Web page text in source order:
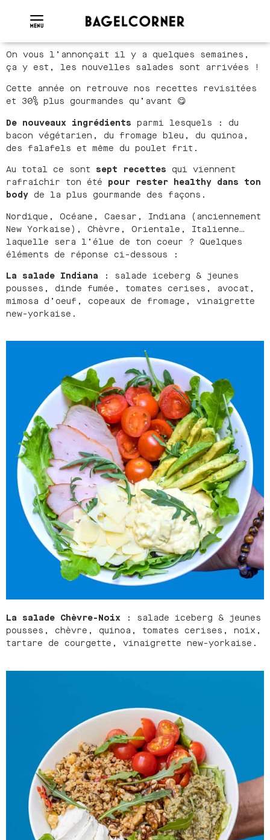
On vous l’annonçait il y a quelques semaines,
ça y est, les nouvelles salades sont arrivées !
Cette année on retrouve nos recettes revisitées
et 30% plus gourmandes qu’avant 😋
De nouveaux ingrédients parmi lesquels : du
bacon végétarien, du fromage bleu, du quinoa,
des falafels et même du poulet frit.
Au total ce sont sept recettes qui viennent
rafraîchir ton été pour rester healthy dans ton
body de la plus gourmande des façons.
Nordique, Océane, Caesar, Indiana (anciennement
New Yorkaise), Chèvre, Orientale, Italienne…
laquelle sera l’élue de ton coeur ? Quelques
éléments de réponse ci-dessous :
La salade Indiana : salade iceberg & jeunes
pousses, dinde fumée, tomates cerises, avocat,
mimosa d’oeuf, copeaux de fromage, vinaigrette
new-yorkaise.
La salade Chèvre-Noix : salade iceberg & jeunes
pousses, chèvre, quinoa, tomates cerises, noix,
tartare de courgette, vinaigrette new-yorkaise.